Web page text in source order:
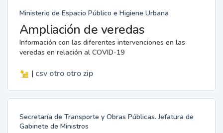
Ministerio de Espacio Público e Higiene Urbana
Ampliación de veredas
Información con las diferentes intervenciones en las
veredas en relación al COVID-19
| csv otro otro zip
Secretaría de Transporte y Obras Públicas. Jefatura de
Gabinete de Ministros